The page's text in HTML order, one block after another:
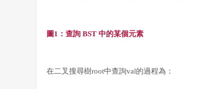
圖1： 查詢 BST 中的某個元素
在二叉搜尋樹root中查詢val的過程為：